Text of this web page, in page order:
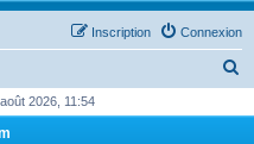
Connexion
Inscription
2026, 11:54